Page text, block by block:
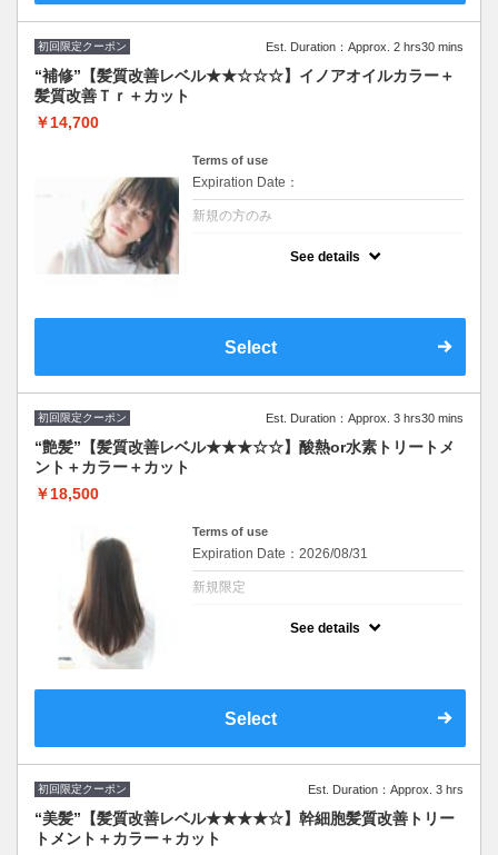
シャンプーブロー込
カットなしのプラン
初回限定クーポン Est. Duration：Approx. 2 hrs30 mins
“補修”【髪質改善レベル★★☆☆☆】イノアオイルカラー＋
髪質改善Ｔｒ＋カット
￥14,700
Terms of use
Expiration Date：
新規の方のみ
す その場合最終受付も１時間前まで
See details
Select
初回限定クーポン Est. Duration：Approx. 3 hrs30 mins
“艶髪”【髪質改善レベル★★★☆☆】酸熱or水素トリートメ
ント＋カラー＋カット
￥18,500
Terms of use
Expiration Date：2026/08/31
新規限定
髪のお悩みご相談ください♪
※施術時間はあくまで目安時間となりますの
で余裕を持ったご予約をお願い致します。
See details
Select
初回限定クーポン Est. Duration：Approx. 3 hrs
“美髪”【髪質改善レベル★★★★☆】幹細胞髪質改善トリー
トメント＋カラー＋カット